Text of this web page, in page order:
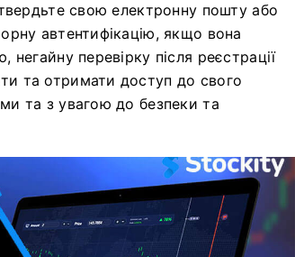
свою електронну пошту або
автентифікацію, якщо вона
перевірку після реєстрації
та отримати доступ до свого
та з увагою до безпеки та